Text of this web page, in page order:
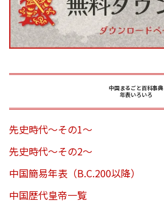
中国まるごと百科事典
年表いろいろ
先史時代～その1～
先史時代～その2～
中国簡易年表（B.C.200以降）
中国歴代皇帝一覧